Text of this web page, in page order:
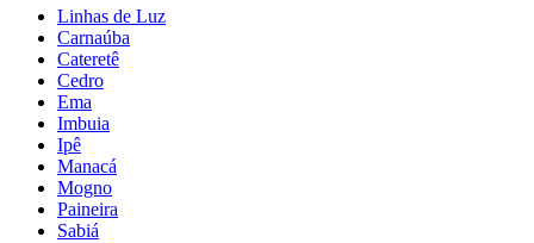
Linhas de Luz
Carnaúba
Cateretê
Cedro
Ema
Imbuia
Ipê
Manacá
Mogno
Paineira
Sabiá